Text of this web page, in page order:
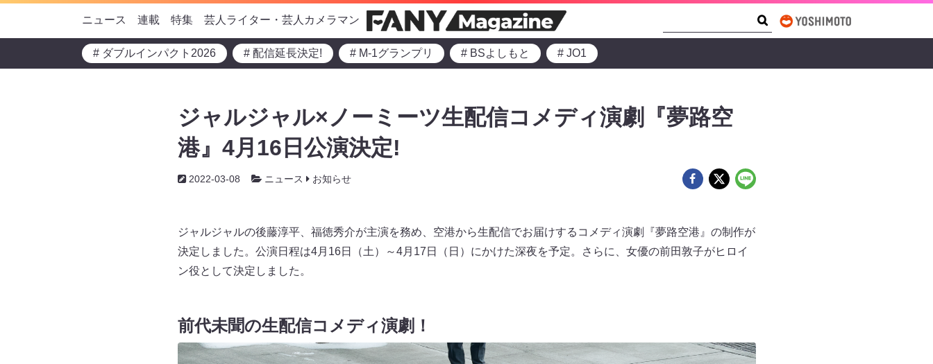
ニュース 連載 特集 芸人ライター・芸人カメラマン
# ダブルインパクト2026 # 配信延長決定! # M-1グランプリ # BSよしもと # JO1
ジャルジャル×ノーミーツ生配信コメディ演劇『夢路空
港』4月16日公演決定!
2022-03-08 ニュース お知らせ
ジャルジャルの後藤淳平、福徳秀介が主演を務め、空港から生配信でお届けするコメディ演劇『夢路空港』の制作が
決定しました。公演日程は4月16日（土）～4月17日（日）にかけた深夜を予定。さらに、女優の前田敦子がヒロイ
ン役として決定しました。
前代未聞の生配信コメディ演劇！